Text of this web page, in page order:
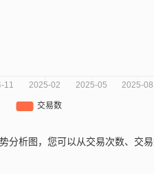
分析图，您可以从交易次数、交